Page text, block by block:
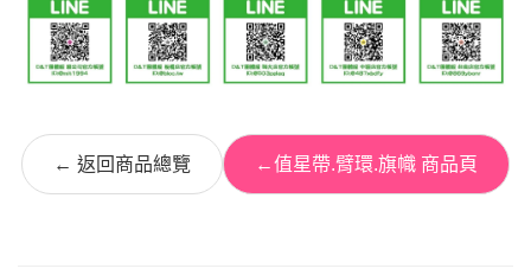
← 返回商品總覽 ←值星帶.臂環.旗幟 商品頁